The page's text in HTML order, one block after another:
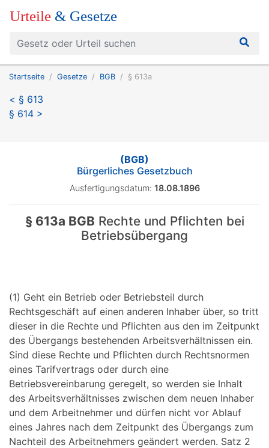
Urteile & Gesetze
Startseite Gesetze BGB § 613a
< § 613
§ 614 >
(BGB)
Bürgerliches Gesetzbuch
Ausfertigungsdatum: 18.08.1896
§ 613a BGB Rechte und Pflichten bei
Betriebsübergang
(1) Geht ein Betrieb oder Betriebsteil durch
Rechtsgeschäft auf einen anderen Inhaber über, so tritt
dieser in die Rechte und Pflichten aus den im Zeitpunkt
des Übergangs bestehenden Arbeitsverhältnissen ein.
Sind diese Rechte und Pflichten durch Rechtsnormen
eines Tarifvertrags oder durch eine
Betriebsvereinbarung geregelt, so werden sie Inhalt
des Arbeitsverhältnisses zwischen dem neuen Inhaber
und dem Arbeitnehmer und dürfen nicht vor Ablauf
eines Jahres nach dem Zeitpunkt des Übergangs zum
Nachteil des Arbeitnehmers geändert werden. Satz 2